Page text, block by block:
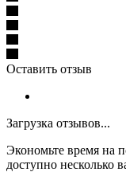
Оставить отзыв
Загрузка отзывов...
Экономьте время на
доступно несколько